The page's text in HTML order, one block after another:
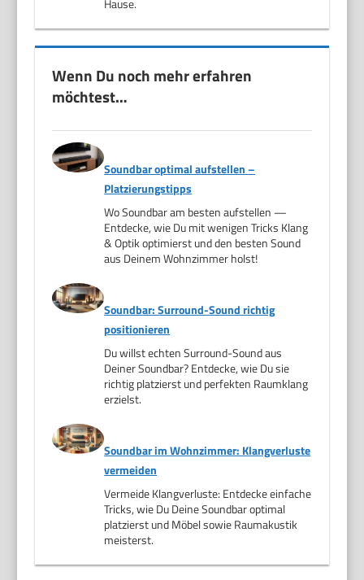
Hause.
Wenn Du noch mehr erfahren
möchtest…
Soundbar optimal aufstellen –
Platzierungstipps
Wo Soundbar am besten aufstellen —
Entdecke, wie Du mit wenigen Tricks Klang
& Optik optimierst und den besten Sound
aus Deinem Wohnzimmer holst!
Soundbar: Surround-Sound richtig
positionieren
Du willst echten Surround-Sound aus
Deiner Soundbar? Entdecke, wie Du sie
richtig platzierst und perfekten Raumklang
erzielst.
Soundbar im Wohnzimmer: Klangverluste
vermeiden
Vermeide Klangverluste: Entdecke einfache
Tricks, wie Du Deine Soundbar optimal
platzierst und Möbel sowie Raumakustik
meisterst.